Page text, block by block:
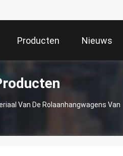
Producten Nieuws
Van De Rolaanhangwagens Van